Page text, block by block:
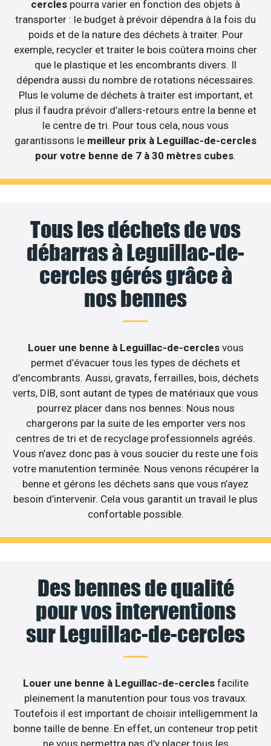
cercles pourra varier en fonction des objets à
transporter : le budget à prévoir dépendra à la fois du
poids et de la nature des déchets à traiter. Pour
exemple, recycler et traiter le bois coûtera moins cher
que le plastique et les encombrants divers. Il
dépendra aussi du nombre de rotations nécessaires.
Plus le volume de déchets à traiter est important, et
plus il faudra prévoir d’allers-retours entre la benne et
le centre de tri. Pour tous cela, nous vous
garantissons le meilleur prix à Leguillac-de-cercles
pour votre benne de 7 à 30 mètres cubes.
Tous les déchets de vos
débarras à Leguillac-de-
cercles gérés grâce à
nos bennes
Louer une benne à Leguillac-de-cercles vous
permet d’évacuer tous les types de déchets et
d’encombrants. Aussi, gravats, ferrailles, bois, déchets
verts, DIB, sont autant de types de matériaux que vous
pourrez placer dans nos bennes. Nous nous
chargerons par la suite de les emporter vers nos
centres de tri et de recyclage professionnels agréés.
Vous n’avez donc pas à vous soucier du reste une fois
votre manutention terminée. Nous venons récupérer la
benne et gérons les déchets sans que vous n’ayez
besoin d’intervenir. Cela vous garantit un travail le plus
confortable possible.
Des bennes de qualité
pour vos interventions
sur Leguillac-de-cercles
Louer une benne à Leguillac-de-cercles facilite
pleinement la manutention pour tous vos travaux.
Toutefois il est important de choisir intelligemment la
bonne taille de benne. En effet, un conteneur trop petit